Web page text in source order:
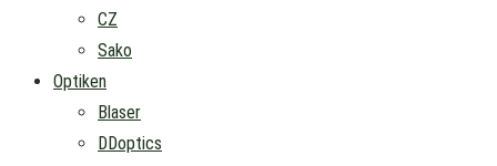
CZ
Sako
Optiken
Blaser
DDoptics